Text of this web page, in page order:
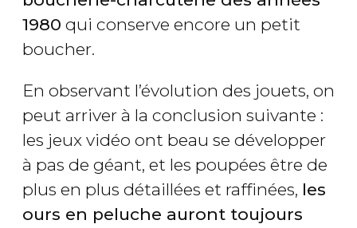
1980 qui conserve encore un petit
boucher.
En observant l’évolution des jouets, on
peut arriver à la conclusion suivante :
les jeux vidéo ont beau se développer
à pas de géant, et les poupées être de
plus en plus détaillées et raffinées, les
ours en peluche auront toujours